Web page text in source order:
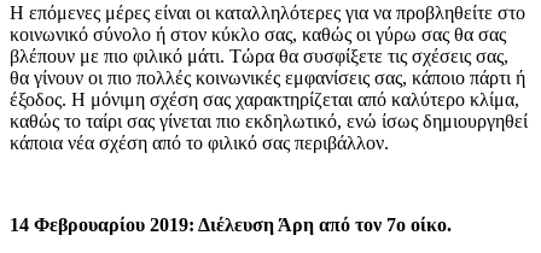
Η επόμενες μέρες είναι οι καταλληλότερες για να προβληθείτε στο
κοινωνικό σύνολο ή στον κύκλο σας, καθώς οι γύρω σας θα σας
βλέπουν με πιο φιλικό μάτι. Τώρα θα συσφίξετε τις σχέσεις σας,
θα γίνουν οι πιο πολλές κοινωνικές εμφανίσεις σας, κάποιο πάρτι ή
έξοδος. Η μόνιμη σχέση σας χαρακτηρίζεται από καλύτερο κλίμα,
καθώς το ταίρι σας γίνεται πιο εκδηλωτικό, ενώ ίσως δημιουργηθεί
κάποια νέα σχέση από το φιλικό σας περιβάλλον.
14 Φεβρουαρίου 2019: Διέλευση Άρη από τον 7ο οίκο.